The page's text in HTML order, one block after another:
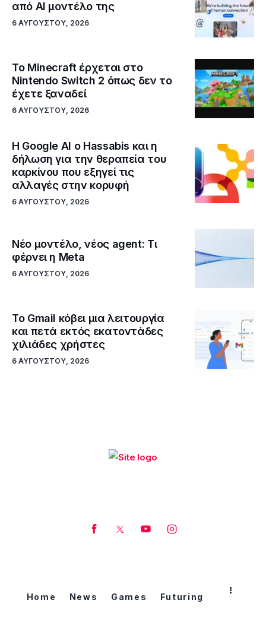
από AI μοντέλο της
6 ΑΥΓΟΎΣΤΟΥ, 2026
Το Minecraft έρχεται στο
Nintendo Switch 2 όπως δεν το
έχετε ξαναδεί
6 ΑΥΓΟΎΣΤΟΥ, 2026
Η Google ΑΙ ο Hassabis και η
δήλωση για την θεραπεία του
καρκίνου που εξηγεί τις
αλλαγές στην κορυφή
6 ΑΥΓΟΎΣΤΟΥ, 2026
Νέο μοντέλο, νέος agent: Τι
φέρνει η Meta
6 ΑΥΓΟΎΣΤΟΥ, 2026
Το Gmail κόβει μια λειτουργία
και πετά εκτός εκατοντάδες
χιλιάδες χρήστες
6 ΑΥΓΟΎΣΤΟΥ, 2026
Home News Games Futuring